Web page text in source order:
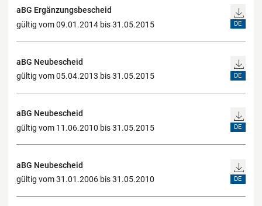
aBG Ergänzungsbescheid
gültig vom 09.01.2014 bis 31.05.2015
DE
aBG Neubescheid
gültig vom 05.04.2013 bis 31.05.2015
DE
aBG Neubescheid
gültig vom 11.06.2010 bis 31.05.2015
DE
aBG Neubescheid
gültig vom 31.01.2006 bis 31.05.2010
DE